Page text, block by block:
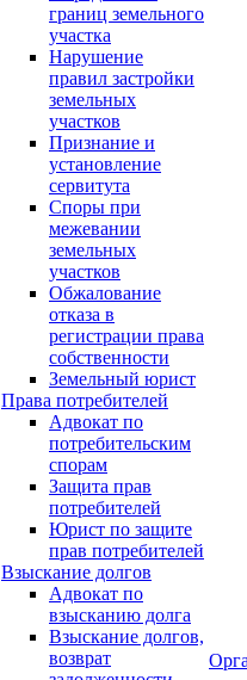
границ земельного
участка
Нарушение
правил застройки
земельных
участков
Признание и
установление
сервитута
Споры при
межевании
земельных
участков
Обжалование
отказа в
регистрации права
собственности
Земельный юрист
Права потребителей
Адвокат по
потребительским
спорам
Защита прав
потребителей
Юрист по защите
прав потребителей
Взыскание долгов
Адвокат по
взысканию долга
Взыскание долгов,
возврат